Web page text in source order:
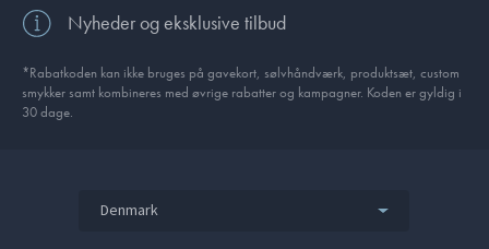
Nyheder og eksklusive tilbud
*Rabatkoden kan ikke bruges på gavekort, sølvhåndværk, produktsæt, custom
smykker samt kombineres med øvrige rabatter og kampagner. Koden er gyldig i
30 dage.
Denmark